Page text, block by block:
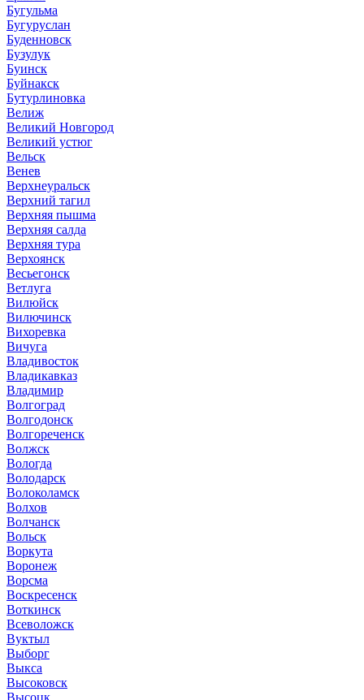
Бугульма
Бугуруслан
Буденновск
Бузулук
Буинск
Буйнакск
Бутурлиновка
Велиж
Великий Новгород
Великий устюг
Вельск
Венев
Верхнеуральск
Верхний тагил
Верхняя пышма
Верхняя салда
Верхняя тура
Верхоянск
Весьегонск
Ветлуга
Вилюйск
Вилючинск
Вихоревка
Вичуга
Владивосток
Владикавказ
Владимир
Волгоград
Волгодонск
Волгореченск
Волжск
Вологда
Володарск
Волоколамск
Волхов
Волчанск
Вольск
Воркута
Воронеж
Ворсма
Воскресенск
Воткинск
Всеволожск
Вуктыл
Выборг
Выкса
Высоковск
Высоцк